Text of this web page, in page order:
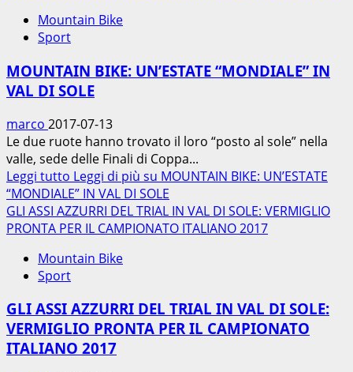
Mountain Bike
Sport
MOUNTAIN BIKE: UN’ESTATE “MONDIALE” IN
VAL DI SOLE
marco 2017-07-13
Le due ruote hanno trovato il loro “posto al sole” nella
valle, sede delle Finali di Coppa...
Leggi tutto Leggi di più su MOUNTAIN BIKE: UN’ESTATE
“MONDIALE” IN VAL DI SOLE
GLI ASSI AZZURRI DEL TRIAL IN VAL DI SOLE: VERMIGLIO
PRONTA PER IL CAMPIONATO ITALIANO 2017
Mountain Bike
Sport
GLI ASSI AZZURRI DEL TRIAL IN VAL DI SOLE:
VERMIGLIO PRONTA PER IL CAMPIONATO
ITALIANO 2017